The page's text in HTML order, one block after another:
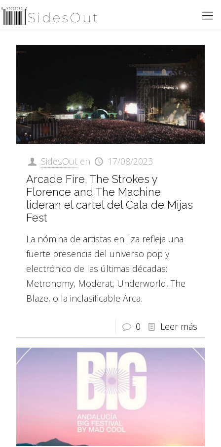
SidesOut en 17/08/2023
Arcade Fire, The Strokes y
Florence and The Machine
lideran el cartel del Cala de Mijas
Fest
La nómina de artistas en liza refleja una
fuerte presencia del universo pop y
electrónico de las últimas décadas:
Metronomy, Moderat, Underworld, The
Blaze, o la inclasificable Arca.
0 Leer más